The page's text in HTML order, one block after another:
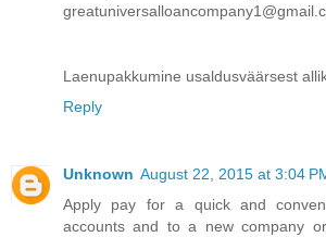
Laenupakkumine usaldusväärsest
Reply
Unknown August 22, 2015 at 3:04
Apply pay for a quick and
accounts and to a new company